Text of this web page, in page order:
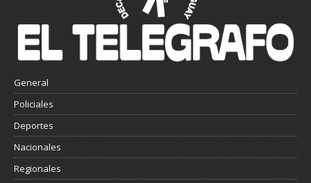
General
Policiales
Deportes
Nacionales
Regionales